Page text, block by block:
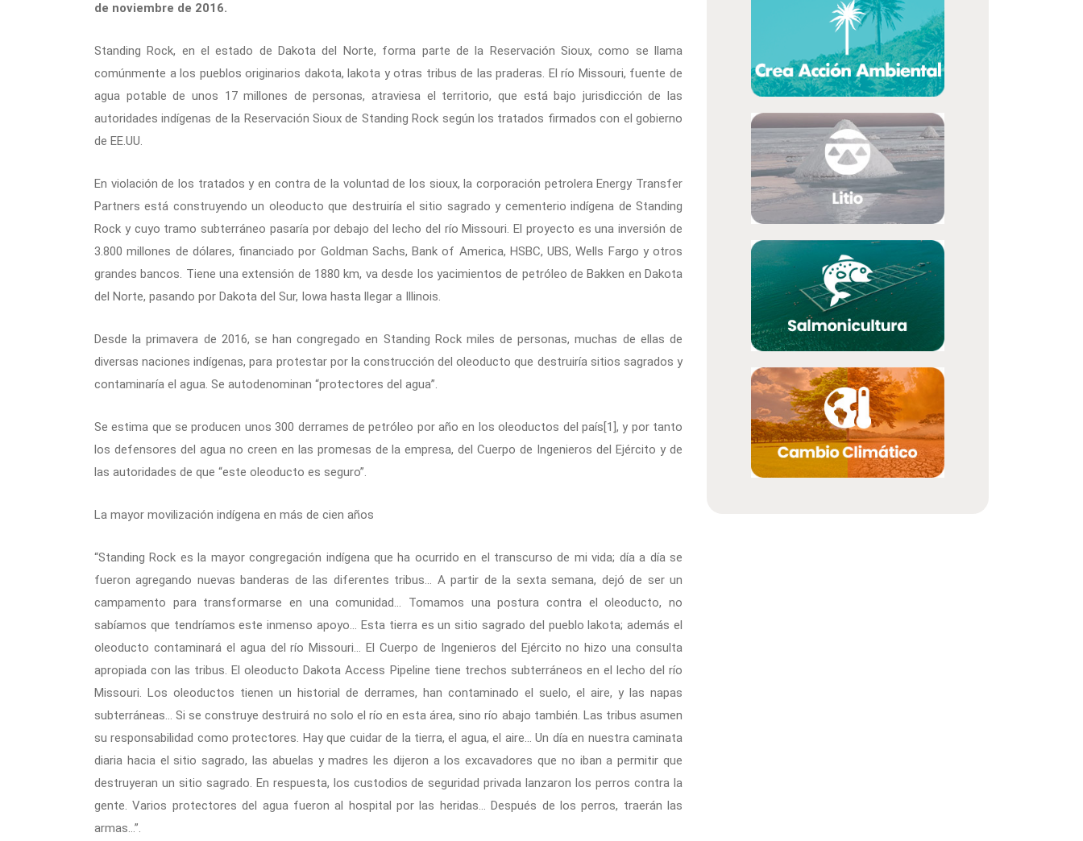
de noviembre de 2016.
Standing Rock, en el estado de Dakota del Norte, forma parte de la Reservación Sioux, como se llama
comúnmente a los pueblos originarios dakota, lakota y otras tribus de las praderas. El río Missouri, fuente de
agua potable de unos 17 millones de personas, atraviesa el territorio, que está bajo jurisdicción de las
autoridades indígenas de la Reservación Sioux de Standing Rock según los tratados firmados con el gobierno
de EE.UU.
En violación de los tratados y en contra de la voluntad de los sioux, la corporación petrolera Energy Transfer
Partners está construyendo un oleoducto que destruiría el sitio sagrado y cementerio indígena de Standing
Rock y cuyo tramo subterráneo pasaría por debajo del lecho del río Missouri. El proyecto es una inversión de
3.800 millones de dólares, financiado por Goldman Sachs, Bank of America, HSBC, UBS, Wells Fargo y otros
grandes bancos. Tiene una extensión de 1880 km, va desde los yacimientos de petróleo de Bakken en Dakota
del Norte, pasando por Dakota del Sur, Iowa hasta llegar a Illinois.
Desde la primavera de 2016, se han congregado en Standing Rock miles de personas, muchas de ellas de
diversas naciones indígenas, para protestar por la construcción del oleoducto que destruiría sitios sagrados y
contaminaría el agua. Se autodenominan “protectores del agua”.
Se estima que se producen unos 300 derrames de petróleo por año en los oleoductos del país[1], y por tanto
los defensores del agua no creen en las promesas de la empresa, del Cuerpo de Ingenieros del Ejército y de
las autoridades de que “este oleoducto es seguro”.
La mayor movilización indígena en más de cien años
“Standing Rock es la mayor congregación indígena que ha ocurrido en el transcurso de mi vida; día a día se
fueron agregando nuevas banderas de las diferentes tribus… A partir de la sexta semana, dejó de ser un
campamento para transformarse en una comunidad… Tomamos una postura contra el oleoducto, no
sabíamos que tendríamos este inmenso apoyo… Esta tierra es un sitio sagrado del pueblo lakota; además el
oleoducto contaminará el agua del río Missouri… El Cuerpo de Ingenieros del Ejército no hizo una consulta
apropiada con las tribus. El oleoducto Dakota Access Pipeline tiene trechos subterráneos en el lecho del río
Missouri. Los oleoductos tienen un historial de derrames, han contaminado el suelo, el aire, y las napas
subterráneas… Si se construye destruirá no solo el río en esta área, sino río abajo también. Las tribus asumen
su responsabilidad como protectores. Hay que cuidar de la tierra, el agua, el aire… Un día en nuestra caminata
diaria hacia el sitio sagrado, las abuelas y madres les dijeron a los excavadores que no iban a permitir que
destruyeran un sitio sagrado. En respuesta, los custodios de seguridad privada lanzaron los perros contra la
gente. Varios protectores del agua fueron al hospital por las heridas… Después de los perros, traerán las
armas…”.